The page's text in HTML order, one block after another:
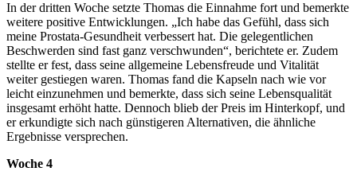
In der dritten Woche setzte Thomas die Einnahme fort und bemerkte
weitere positive Entwicklungen. „Ich habe das Gefühl, dass sich
meine Prostata-Gesundheit verbessert hat. Die gelegentlichen
Beschwerden sind fast ganz verschwunden“, berichtete er. Zudem
stellte er fest, dass seine allgemeine Lebensfreude und Vitalität
weiter gestiegen waren. Thomas fand die Kapseln nach wie vor
leicht einzunehmen und bemerkte, dass sich seine Lebensqualität
insgesamt erhöht hatte. Dennoch blieb der Preis im Hinterkopf, und
er erkundigte sich nach günstigeren Alternativen, die ähnliche
Ergebnisse versprechen.
Woche 4